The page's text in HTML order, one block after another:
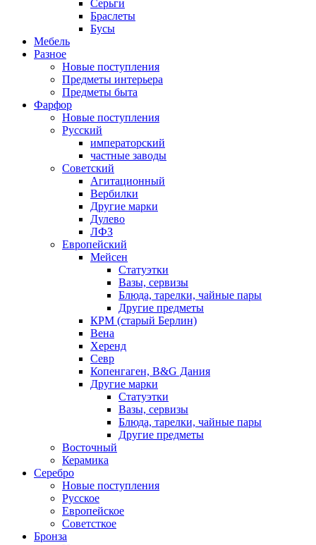
Серьги
Браслеты
Бусы
Мебель
Разное
Новые поступления
Предметы интерьера
Предметы быта
Фарфор
Новые поступления
Русский
императорский
частные заводы
Советский
Агитационный
Вербилки
Другие марки
Дулево
ЛФЗ
Европейский
Мейсен
Статуэтки
Вазы, сервизы
Блюда, тарелки, чайные пары
Другие предметы
КРМ (старый Берлин)
Вена
Херенд
Севр
Копенгаген, B&G Дания
Другие марки
Статуэтки
Вазы, сервизы
Блюда, тарелки, чайные пары
Другие предметы
Восточный
Керамика
Серебро
Новые поступления
Русское
Европейское
Советсткое
Бронза